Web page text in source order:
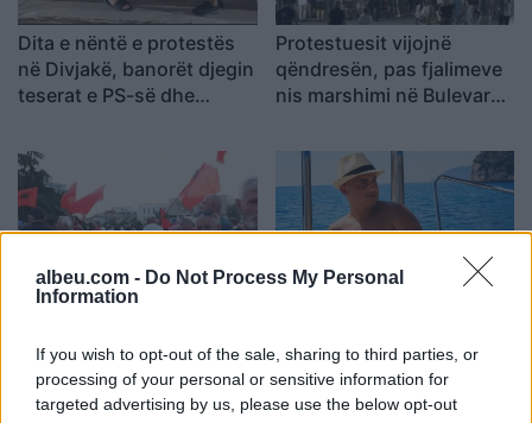
albeu.com - Do Not Process My Personal
Information
If you wish to opt-out of the sale, sharing to third parties, or
processing of your personal or sensitive information for
targeted advertising by us, please use the below opt-out
Dita e nëntë e protestës
në Divjakë, banorët djegin
teserat e PS-së dhe
me Lushnjën
Protestuesit vijojnë
qëndresën, pas fjalimeve
nis marshimi në Bulevard:
grumbullohen në sheshin
“Skënderbej”: Rama, jep
kallashnikov dhe u
ekzekutua në një pallat,